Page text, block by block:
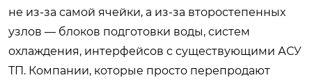
не из-за самой ячейки, а из-за второстепенных
узлов — блоков подготовки воды, систем
охлаждения, интерфейсов с существующими АСУ
ТП. Компании, которые просто перепродают